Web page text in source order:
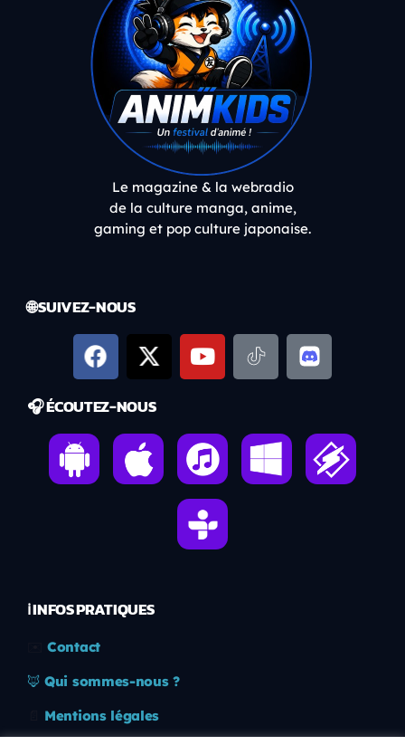
Le magazine & la webradio
de la culture manga, anime,
gaming et pop culture japonaise.
🌐 SUIVEZ-NOUS
🎧 ÉCOUTEZ-NOUS
ℹ️ INFOS PRATIQUES
Contact
🦊 Qui sommes-nous ?
Mentions légales